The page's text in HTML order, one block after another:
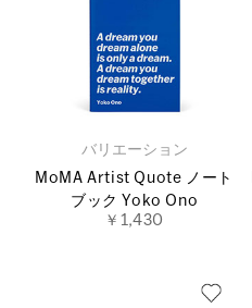
バリエーション
MoMA Artist Quote ノート
ブック Yoko Ono
￥1,430